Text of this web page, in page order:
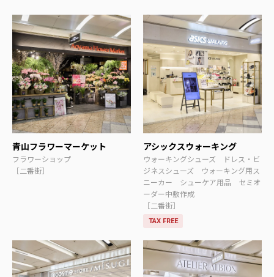
青山フラワーマーケット
フラワーショップ
［二番街］
アシックスウォーキング
ウォーキングシューズ ドレス・ビ
ジネスシューズ ウォーキング用ス
ニーカー シューケア用品 セミオ
ーダー中敷作成
［二番街］
TAX FREE